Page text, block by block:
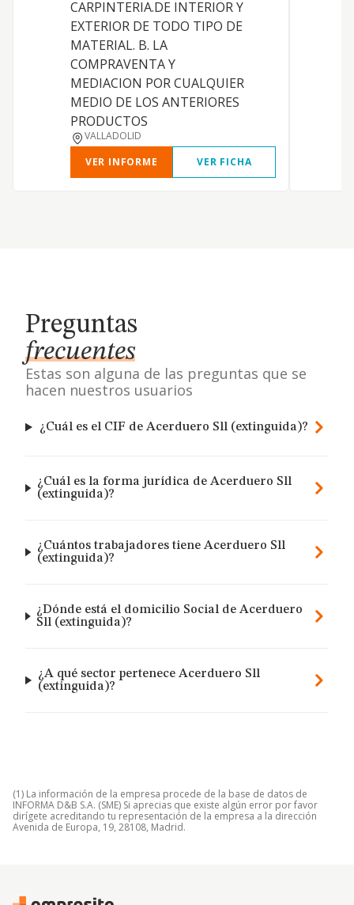
CARPINTERIA.DE INTERIOR Y
EXTERIOR DE TODO TIPO DE
MATERIAL. B. LA
COMPRAVENTA Y
MEDIACION POR CUALQUIER
MEDIO DE LOS ANTERIORES
PRODUCTOS
VALLADOLID
VER INFORME
VER FICHA
Preguntas
frecuentes
Estas son alguna de las preguntas que se
hacen nuestros usuarios
¿Cuál es el CIF de Acerduero Sll (extinguida)?
¿Cuál es la forma jurídica de Acerduero Sll
(extinguida)?
¿Cuántos trabajadores tiene Acerduero Sll
(extinguida)?
¿Dónde está el domicilio Social de Acerduero
Sll (extinguida)?
¿A qué sector pertenece Acerduero Sll
(extinguida)?
(1) La información de la empresa procede de la base de datos de
INFORMA D&B S.A. (SME) Si aprecias que existe algún error por favor
dirígete acreditando tu representación de la empresa a la dirección
Avenida de Europa, 19, 28108, Madrid.